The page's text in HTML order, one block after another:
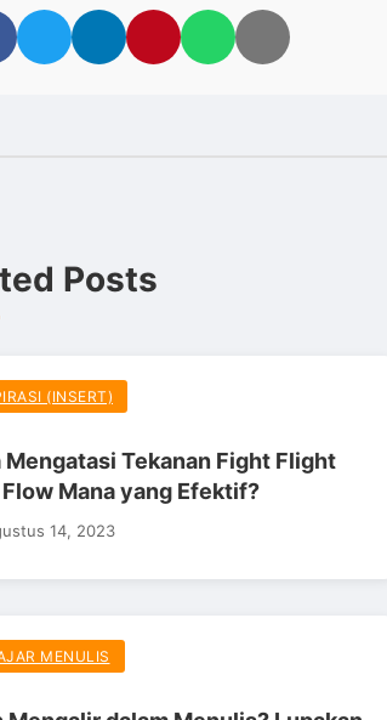
FacebookTwitter LinkedInPinterestWhatsApp
Email
Posts
(INSERT)
Mengatasi Tekanan Fight Flight
Mana yang Efektif?
14, 2023
MENULIS